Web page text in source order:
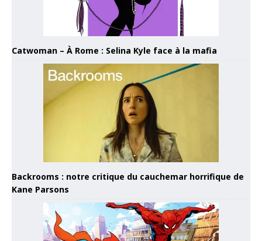
Catwoman – À Rome : Selina Kyle face à la mafia
Backrooms : notre critique du cauchemar horrifique de
Kane Parsons